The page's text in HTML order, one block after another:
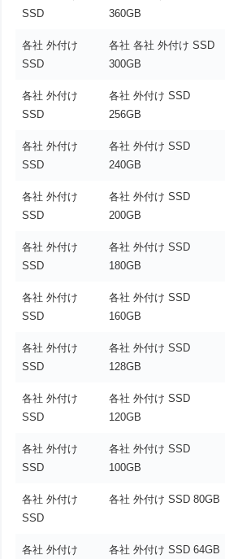
SSD
360GB
各社 外付け
SSD
各社 各社 外付け SSD
300GB
各社 外付け
SSD
各社 外付け SSD
256GB
各社 外付け
SSD
各社 外付け SSD
240GB
各社 外付け
SSD
各社 外付け SSD
200GB
各社 外付け
SSD
各社 外付け SSD
180GB
各社 外付け
SSD
各社 外付け SSD
160GB
各社 外付け
SSD
各社 外付け SSD
128GB
各社 外付け
SSD
各社 外付け SSD
120GB
各社 外付け
SSD
各社 外付け SSD
100GB
各社 外付け
SSD
各社 外付け SSD 80GB
各社 外付け
各社 外付け SSD 64GB